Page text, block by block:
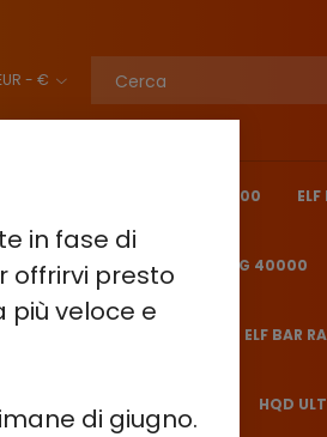
in fase di
offrirvi presto
più veloce e
di giugno.
BAR LUSH KING KING PRO 40000
40000 ELF BAR ICE KING 40000
ELF BAR
HQD